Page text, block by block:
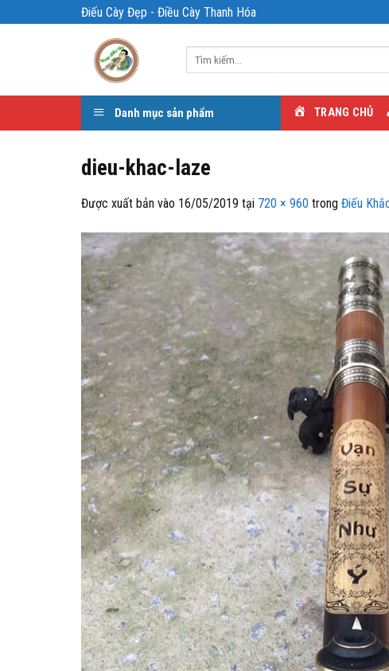
qua
Điếu Cày Đẹp - Điều Cày Thanh Hóa
Danh mục sản phẩm TRANG CHỦ
dieu-khac-laze
Được xuất bản vào 16/05/2019 tại 720 × 960 trong Điếu